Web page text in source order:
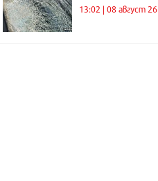
13:02 | 08 август 26